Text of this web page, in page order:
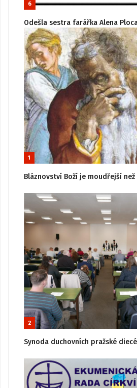
6
Odešla sestra farářka Alena
1
Bláznovství Boží je moudřejší
2
Synoda duchovních pražské